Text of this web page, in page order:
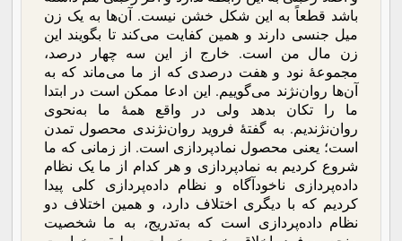
باشد قطعاً به این شکل خشن نیست. آن‌ها به یک زن
میل جنسی دارند و همین کفایت می‌کند تا بگویند این
زن مال من است. خارج از این سه چهار درصد،
مجموعۀ نود و هفت درصدی که از ما می‌ماند که به
آن‌ها روان‌نژند می‌گوییم. این ادعا ممکن است در ابتدا
ما را تکان بدهد ولی در واقع همۀ ما به‌نحوی
روان‌نژندیم. به گفتۀ فروید روان‌نژندی محصول تمدن
است؛ یعنی محصول نماد‌پردازی است. از زمانی که ما
شروع کردیم به نمادپردازی و هر کدام از ما یک نظام
داده‌پردازی ناخودآگاه و نظام داده‌پردازی کلی پیدا
کردیم که با دیگری اختلاف دارد، و همین اختلاف دو
نظام داده‌پردازی است که به‌تدریج، به ما شخصیت